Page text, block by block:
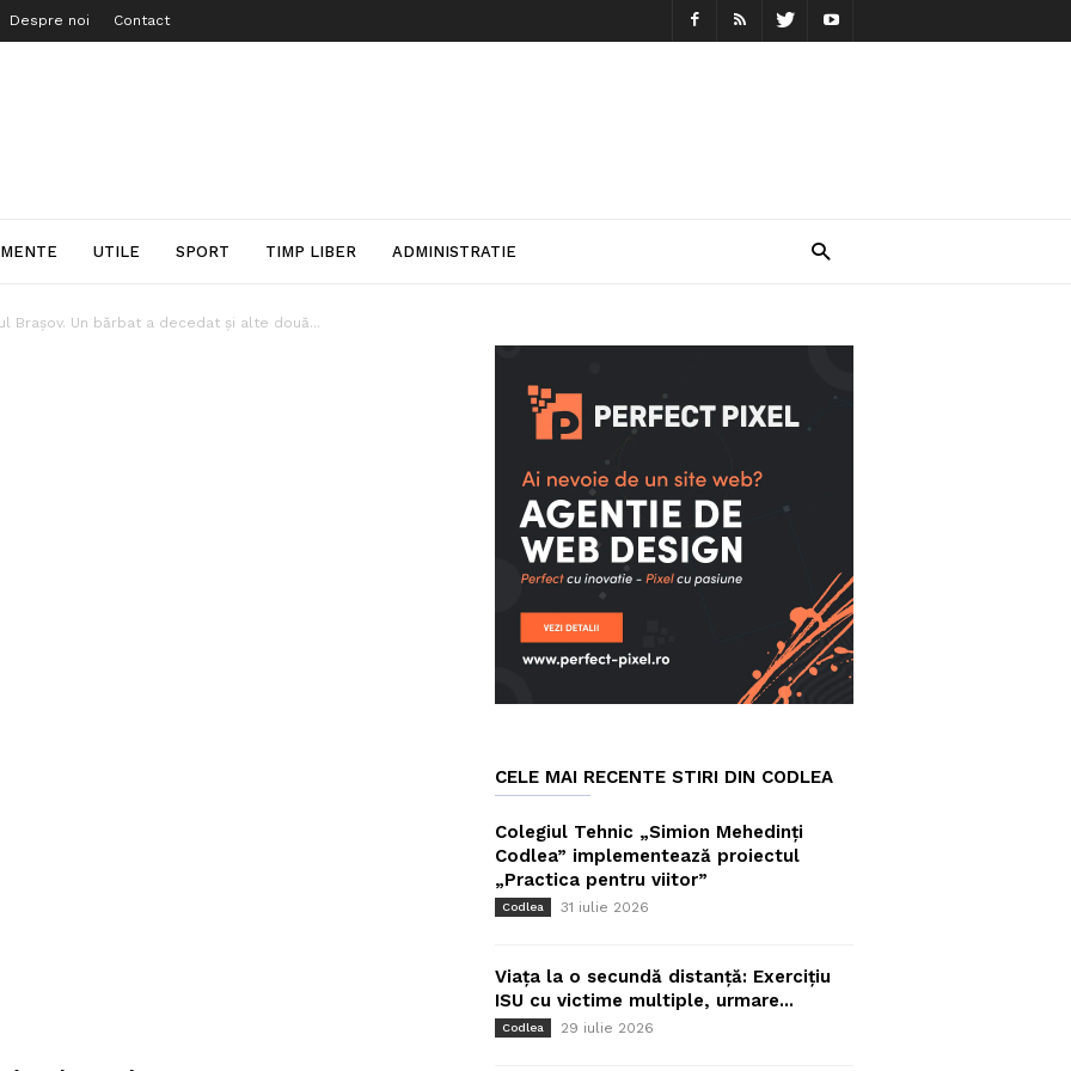
Despre noi Contact
UTILE SPORT TIMP LIBER ADMINISTRATIE
Brașov. Un bărbat a decedat și alte două...
CELE MAI RECENTE STIRI DIN CODLEA
Colegiul Tehnic „Simion Mehedinți
Codlea” implementează proiectul
„Practica pentru viitor”
Codlea 31 iulie 2026
Viața la o secundă distanță: Exercițiu
ISU cu victime multiple, urmare...
Codlea 29 iulie 2026